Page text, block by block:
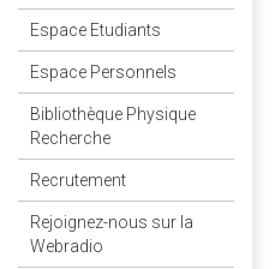
Espace Etudiants
Espace Personnels
Bibliothèque Physique
Recherche
Recrutement
Rejoignez-nous sur la
Webradio